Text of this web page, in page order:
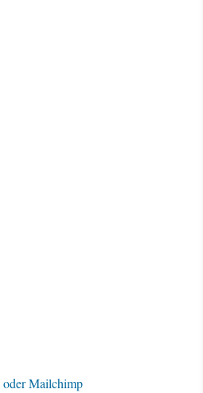
Mailchimp